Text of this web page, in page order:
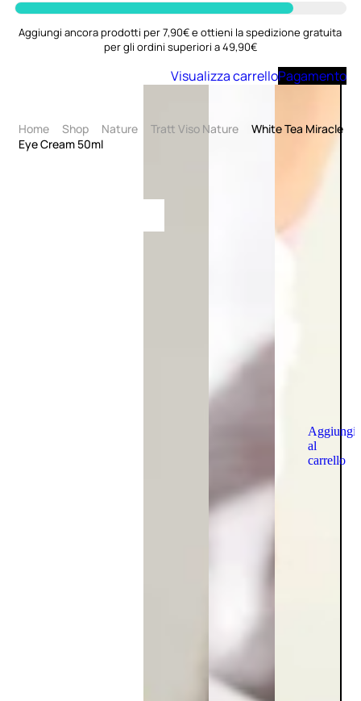
Aggiungi
al
carrello
Aggiungi ancora prodotti per 7,90€ e ottieni la spedizione gratuita
per gli ordini superiori a 49,90€
Visualizza carrelloPagamento
Home Shop Nature Tratt Viso Nature
White Tea Miracle
Eye Cream 50ml